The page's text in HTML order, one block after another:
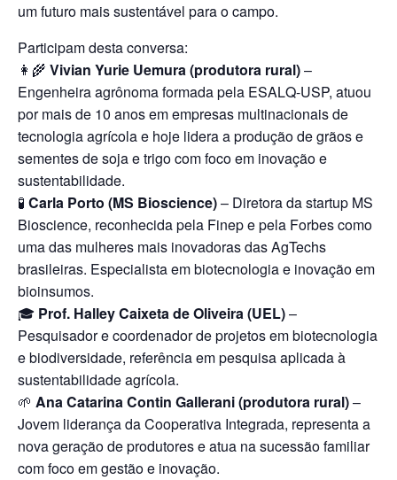
um futuro mais sustentável para o campo.
Participam desta conversa:
👩‍🌾 Vivian Yurie Uemura (produtora rural)–
Engenheira agrônoma formada pela ESALQ-USP, atuou
por mais de 10 anos em empresas multinacionais de
tecnologia agrícola e hoje lidera a produção de grãos e
sementes de soja e trigo com foco em inovação e
sustentabilidade.
🧪 Carla Porto (MS Bioscience)– Diretora da startup MS
Bioscience, reconhecida pela Finep e pela Forbes como
uma das mulheres mais inovadoras das AgTechs
brasileiras. Especialista em biotecnologia e inovação em
bioinsumos.
🎓 Prof. Halley Caixeta de Oliveira (UEL)–
Pesquisador e coordenador de projetos em biotecnologia
e biodiversidade, referência em pesquisa aplicada à
sustentabilidade agrícola.
🌱 Ana Catarina Contin Gallerani (produtora rural)–
Jovem liderança da Cooperativa Integrada, representa a
nova geração de produtores e atua na sucessão familiar
com foco em gestão e inovação.